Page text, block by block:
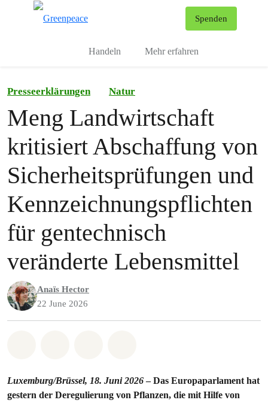
Spenden
Handeln Mehr erfahren
Presseerklärungen Natur
Meng Landwirtschaft
kritisiert Abschaffung von
Sicherheitsprüfungen und
Kennzeichnungspflichten
für gentechnisch
veränderte Lebensmittel
Anaïs Hector
22 June 2026
Luxemburg/Brüssel, 18. Juni 2026– Das Europaparlament hat
gestern der Deregulierung von Pflanzen, die mit Hilfe von